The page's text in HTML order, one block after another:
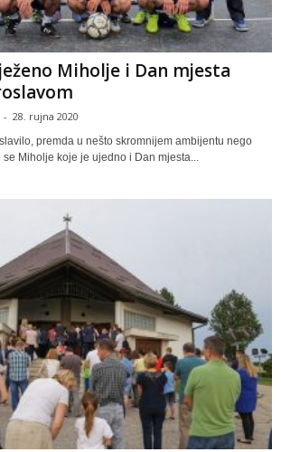
Miholje i Dan mjesta
- 28. rujna 2020
premda u nešto skromnijem ambijentu nego
Miholje koje je ujedno i Dan mjesta...